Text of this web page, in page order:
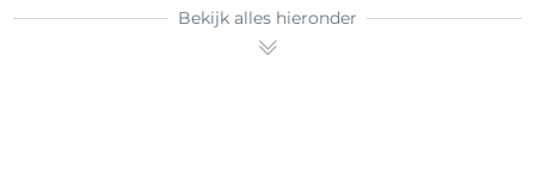
Bekijk alles hieronder